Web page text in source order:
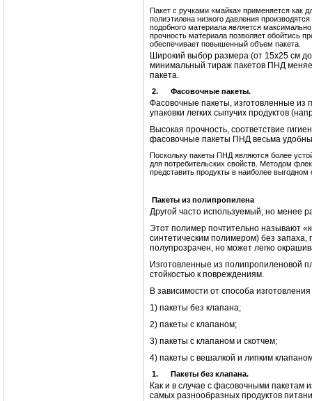
Пакет с ручками «майка» применяется как
полиэтилена низкого давления
подобного материала является
прочность материала позволяет обойтись
обеспечивает повышенный объем пакета.
Широкий выбор размера (от 15х25 см
минимальный тираж пакетов ПНД
пакета.
2. Фасовочные пакеты.
Фасовочные пакеты, изготовленные
упаковки легких сыпучих продуктов
Высокая прочность, соответствие
фасовочные пакеты ПНД весьма
Поскольку пакеты ПНД являются более
для потребительских свойств. Методом
представить продукты в наиболее
Пакеты из полипропилена
Другой часто используемый, но менее
Этот полимер почтительно называют
синтетическим полимером) без запаха,
полупрозрачен, но может легко
Изготовленные из полипропиленовой
стойкостью к повреждениям.
В зависимости от способа
1) пакеты без клапана;
2) пакеты с клапаном;
3) пакеты с клапаном и скотчем;
4) пакеты с вешалкой и липким
1. Пакеты без клапана.
Как и в случае с фасовочными пакетам
самых разнообразных продуктов